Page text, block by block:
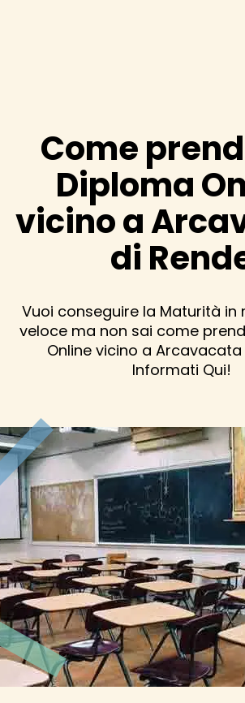
Come
Diploma
vicino a
di
Vuoi conseguire la Maturità in
veloce ma non sai come
Online vicino a Arcavacata
Informati Qui!